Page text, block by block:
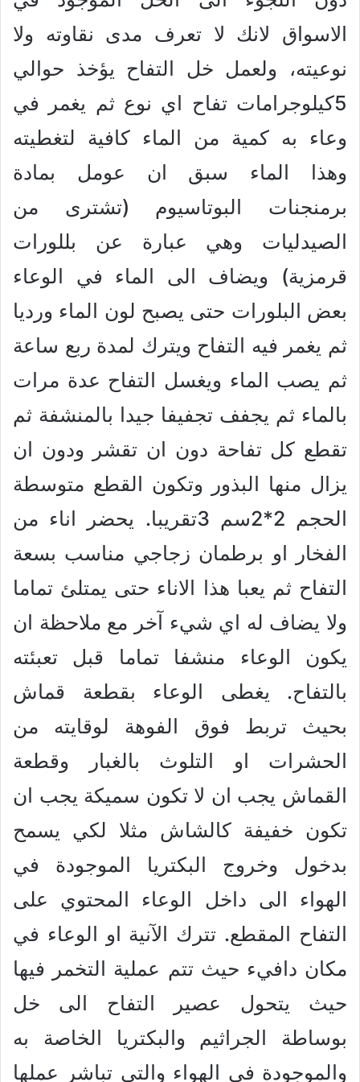
الاسواق لانك لا تعرف مدى نقاوته ولا
نوعيته، ولعمل خل التفاح يؤخذ حوالي
5كيلوجرامات تفاح اي نوع ثم يغمر في
وعاء به كمية من الماء كافية لتغطيته
وهذا الماء سبق ان عومل بمادة
برمنجنات البوتاسيوم (تشترى من
الصيدليات وهي عبارة عن بللورات
قرمزية) ويضاف الى الماء في الوعاء
بعض البلورات حتى يصبح لون الماء ورديا
ثم يغمر فيه التفاح ويترك لمدة ربع ساعة
ثم يصب الماء ويغسل التفاح عدة مرات
بالماء ثم يجفف تجفيفا جيدا بالمنشفة ثم
تقطع كل تفاحة دون ان تقشر ودون ان
يزال منها البذور وتكون القطع متوسطة
الحجم 2*2سم 3تقريبا. يحضر اناء من
الفخار او برطمان زجاجي مناسب بسعة
التفاح ثم يعبا هذا الاناء حتى يمتلئ تماما
ولا يضاف له اي شيء آخر مع ملاحظة ان
يكون الوعاء منشفا تماما قبل تعبئته
بالتفاح. يغطى الوعاء بقطعة قماش
بحيث تربط فوق الفوهة لوقايته من
الحشرات او التلوث بالغبار وقطعة
القماش يجب ان لا تكون سميكة يجب ان
تكون خفيفة كالشاش مثلا لكي يسمح
بدخول وخروج البكتريا الموجودة في
الهواء الى داخل الوعاء المحتوي على
التفاح المقطع. تترك الآنية او الوعاء في
مكان دافيء حيث تتم عملية التخمر فيها
حيث يتحول عصير التفاح الى خل
بوساطة الجراثيم والبكتريا الخاصة به
والموجودة في الهواء والتي تباشر عملها